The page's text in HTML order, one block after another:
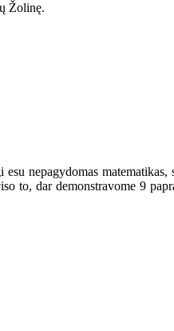
Žolinę.
nepagydomas
to, dar demonstravome 9